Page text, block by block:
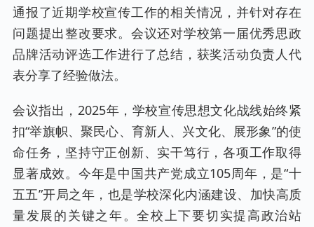
通报了近期学校宣传工作的相关情况，并针对存在
问题提出整改要求。会议还对学校第一届优秀思政
品牌活动评选工作进行了总结，获奖活动负责人代
表分享了经验做法。
会议指出，2025年，学校宣传思想文化战线始终紧
扣“举旗帜、聚民心、育新人、兴文化、展形象”的使
命任务，坚持守正创新、实干笃行，各项工作取得
显著成效。今年是中国共产党成立105周年，是“十
五五”开局之年，也是学校深化内涵建设、加快高质
量发展的关键之年。全校上下要切实提高政治站